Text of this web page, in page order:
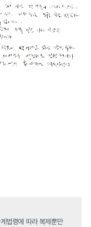
법령에 따라 복제뿐만